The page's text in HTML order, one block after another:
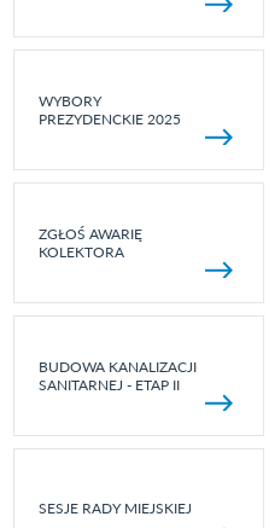
WYBORY
PREZYDENCKIE 2025
ZGŁOŚ AWARIĘ
KOLEKTORA
BUDOWA KANALIZACJI
SANITARNEJ - ETAP II
SESJE RADY MIEJSKIEJ